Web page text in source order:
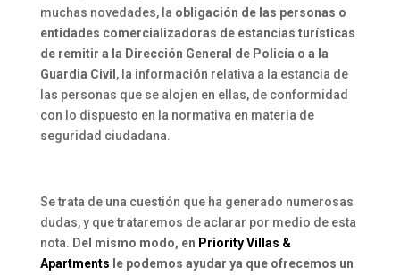
muchas novedades, la obligación de las personas o
entidades comercializadoras de estancias turísticas
de remitir a la Dirección General de Policía o a la
Guardia Civil, la información relativa a la estancia de
las personas que se alojen en ellas, de conformidad
con lo dispuesto en la normativa en materia de
seguridad ciudadana.
Se trata de una cuestión que ha generado numerosas
dudas, y que trataremos de aclarar por medio de esta
nota. Del mismo modo, en Priority Villas &
Apartments le podemos ayudar ya que ofrecemos un